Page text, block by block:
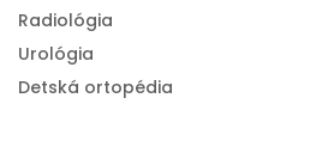
Radiológia
Urológia
Detská ortopédia